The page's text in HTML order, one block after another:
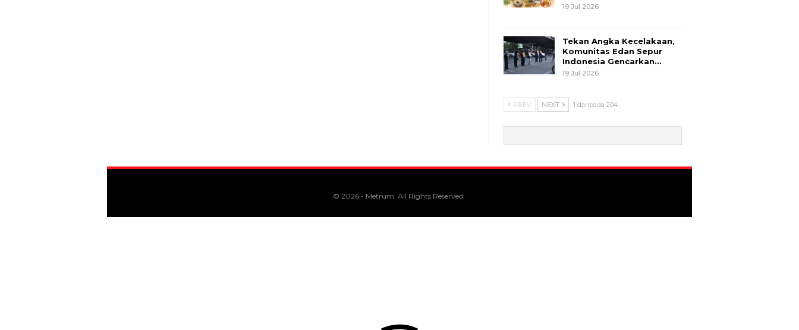
19 Jul 2026
Tekan Angka Kecelakaan,
Komunitas Edan Sepur
Indonesia Gencarkan…
19 Jul 2026
PREV NEXT 1 daripada 204
© 2026 - Metrum. All Rights Reserved.